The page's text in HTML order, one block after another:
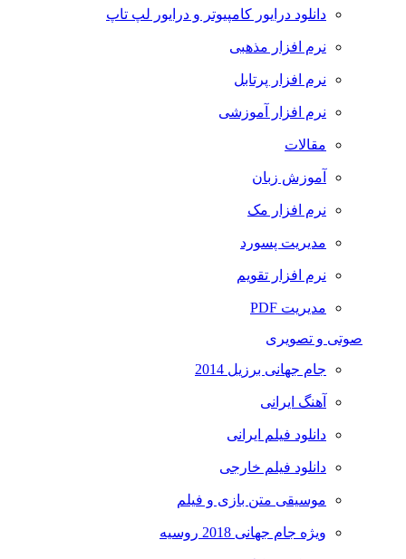
دانلود درایور کامپیوتر و درایور لپ تاپ
نرم افزار مذهبی
نرم افزار پرتابل
نرم افزار آموزشی
مقالات
آموزش زبان
نرم افزار مک
مدیریت پسورد
نرم افزار تقویم
مدیریت PDF
صوتی و تصویری
جام جهانی برزیل 2014
آهنگ ایرانی
دانلود فیلم ایرانی
دانلود فیلم خارجی
موسیقی متن بازی و فیلم
ویژه جام جهانی 2018 روسیه